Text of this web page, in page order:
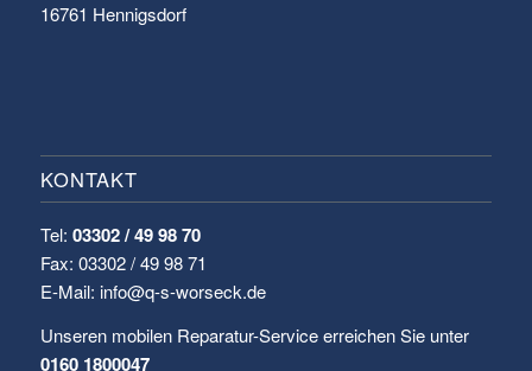
16761 Hennigsdorf
KONTAKT
Tel: 03302 / 49 98 70
Fax: 03302 / 49 98 71
E-Mail: info@q-s-worseck.de
Unseren mobilen Reparatur-Service erreichen Sie unter
0160 1800047